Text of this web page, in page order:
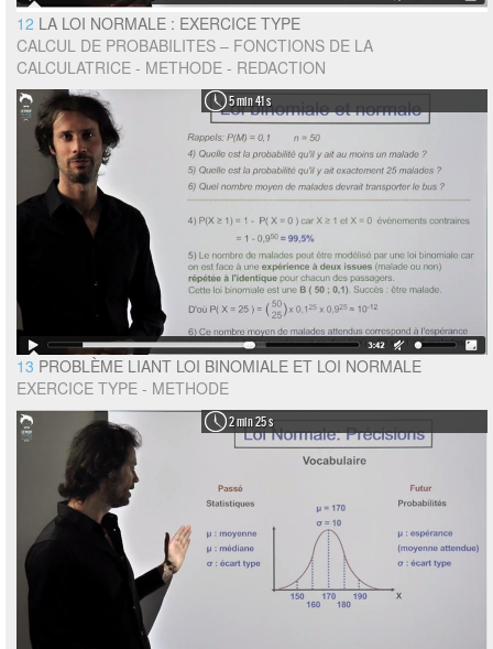
12 LA LOI NORMALE : EXERCICE TYPE
CALCUL DE PROBABILITES – FONCTIONS DE LA
CALCULATRICE - METHODE - REDACTION
5 min 41 s
13 PROBLÈME LIANT LOI BINOMIALE ET LOI NORMALE
EXERCICE TYPE - METHODE
2 min 25 s